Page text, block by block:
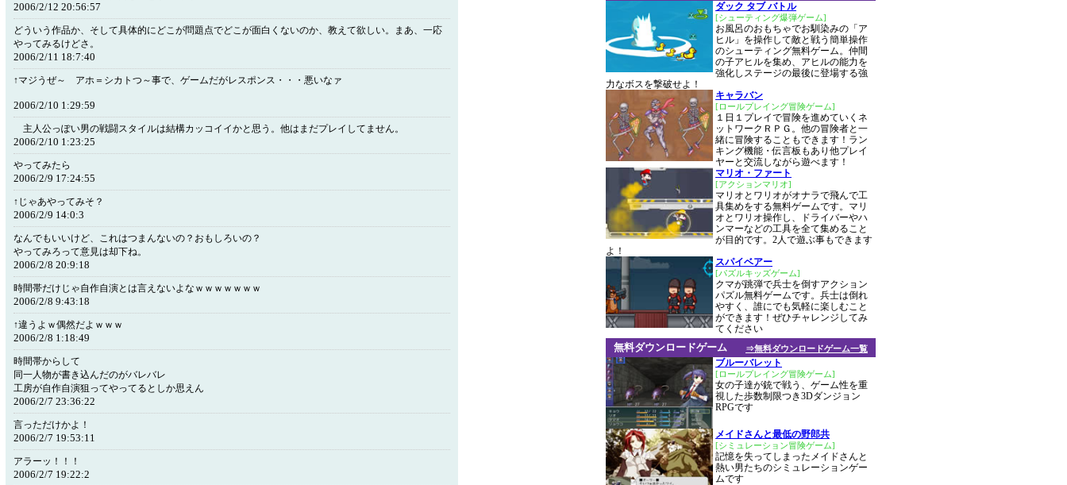
2006/2/12 20:56:57
どういう作品か、そして具体的にどこが問題点でどこが面白くないのか、教えて欲しい。まあ、一応
やってみるけどさ。
2006/2/11 18:7:40
↑マジうぜ～ アホ＝シカトつ～事で、ゲームだがレスポンス・・・悪いなァ
2006/2/10 1:29:59
主人公っぽい男の戦闘スタイルは結構カッコイイかと思う。他はまだプレイしてません。
2006/2/10 1:23:25
やってみたら
2006/2/9 17:24:55
↑じゃあやってみそ？
2006/2/9 14:0:3
なんでもいいけど、これはつまんないの？おもしろいの？
やってみろって意見は却下ね。
2006/2/8 20:9:18
時間帯だけじゃ自作自演とは言えないよなｗｗｗｗｗｗｗ
2006/2/8 9:43:18
↑違うよｗ偶然だよｗｗｗ
2006/2/8 1:18:49
時間帯からして
同一人物が書き込んだのがバレバレ
工房が自作自演狙ってやってるとしか思えん
2006/2/7 23:36:22
言っただけかよ！
2006/2/7 19:53:11
アラーッ！！！
2006/2/7 19:22:2
ダック タブ バトル
[シューティング爆弾ゲーム]
お風呂のおもちゃでお馴染みの「ア
ヒル」を操作して敵と戦う簡単操作
のシューティング無料ゲーム。仲間
の子アヒルを集め、アヒルの能力を
強化しステージの最後に登場する強
力なボスを撃破せよ！
キャラバン
[ロールプレイング冒険ゲーム]
１日１プレイで冒険を進めていくネ
ットワークＲＰＧ。他の冒険者と一
緒に冒険することもできます！ラン
キング機能・伝言板もあり他プレイ
ヤーと交流しながら遊べます！
マリオ・ファート
[アクションマリオ]
マリオとワリオがオナラで飛んで工
具集めをする無料ゲームです。マリ
オとワリオ操作し、ドライバーやハ
ンマーなどの工具を全て集めること
が目的です。2人で遊ぶ事もできます
よ！
スパイベアー
[パズルキッズゲーム]
クマが跳弾で兵士を倒すアクション
パズル無料ゲームです。兵士は倒れ
やすく、誰にでも気軽に楽しむこと
ができます！ぜひチャレンジしてみ
てください
⇒無料ダウンロードゲーム一覧
無料ダウンロードゲーム
ブルーバレット
[ロールプレイング冒険ゲーム]
女の子達が銃で戦う、ゲーム性を重
視した歩数制限つき3Dダンジョン
RPGです
メイドさんと最低の野郎共
[シミュレーション冒険ゲーム]
記憶を失ってしまったメイドさんと
熱い男たちのシミュレーションゲー
ムです